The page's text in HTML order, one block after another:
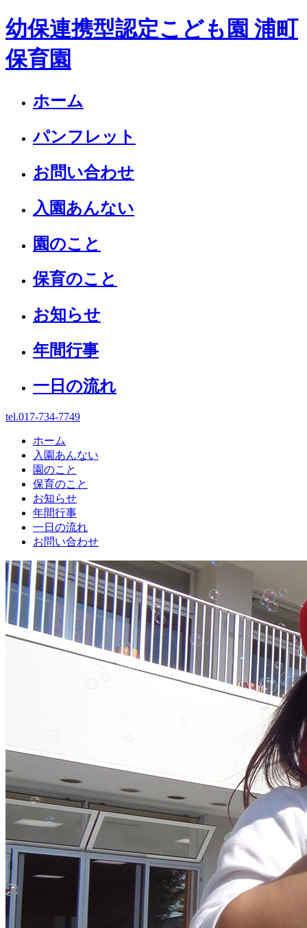
幼保連携型認定こども園 浦町
保育園
ホーム
パンフレット
お問い合わせ
入園あんない
園のこと
保育のこと
お知らせ
年間行事
一日の流れ
tel.017-734-7749
ホーム
入園あんない
園のこと
保育のこと
お知らせ
年間行事
一日の流れ
お問い合わせ